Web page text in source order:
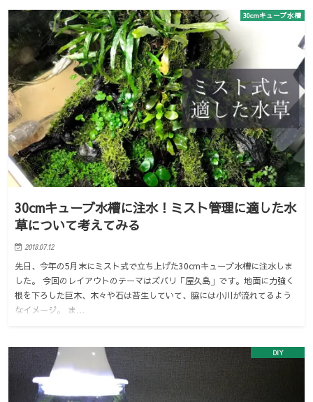
30cmキューブ水槽
30cmキューブ水槽に注水！ミスト管理に適した水
草について考えてみる
2018.07.12
先日、今年の5月末にミスト式で立ち上げた30cmキューブ水槽に注水しま
した。 今回のレイアウトのテーマはズバリ「屋久島」です。地面に力強く
根を下ろした巨木、木々や石は苔生していて、脇には小川が流れてるよう
なイメージ。 ま…
DIY